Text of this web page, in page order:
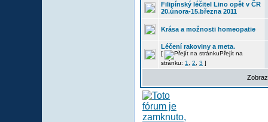
Filipínský léčitel Lino opět v ČR
20.února-15.března 2011
Krása a možnosti homeopatie
Léčení rakoviny a meta.
[
Přejít na
stránku: 1 2 3 ]